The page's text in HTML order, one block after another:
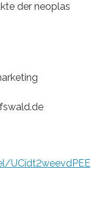
der neoplas
UCidt2weevdPEE